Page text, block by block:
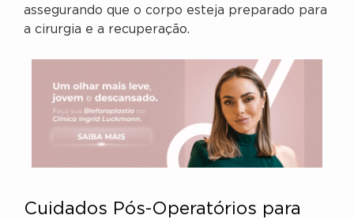
assegurando que o corpo esteja preparado para
a cirurgia e a recuperação.
Cuidados Pós-Operatórios para